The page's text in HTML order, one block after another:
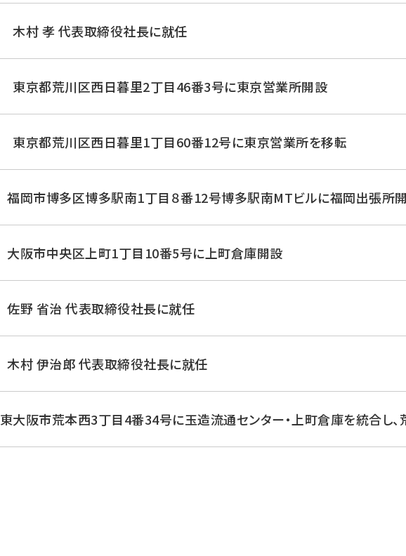
木村 孝 代表取締役社長に就任
東京都荒川区西日暮里2丁目46番3号に東京営業所開設
東京都荒川区西日暮里1丁目60番12号に東京営業所を移転
福岡市博多区博多駅南1丁目８番12号博多駅南MTビルに福岡出張所
大阪市中央区上町1丁目10番5号に上町倉庫開設
佐野 省治 代表取締役社長に就任
木村 伊治郎 代表取締役社長に就任
東大阪市荒本西3丁目4番34号に玉造流通センター・上町倉庫を統合し